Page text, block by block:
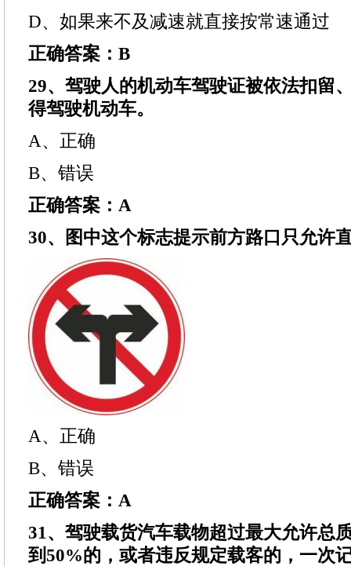
D、如果来不及减速就直接按常速通过
正确答案：B
29、驾驶人的机动车驾驶证被依法扣留
得驾驶机动车。
A、正确
B、错误
正确答案：A
30、图中这个标志提示前方路口只允许
A、正确
B、错误
正确答案：A
31、驾驶载货汽车载物超过最大允许总
到50%的，或者违反规定载客的，一次